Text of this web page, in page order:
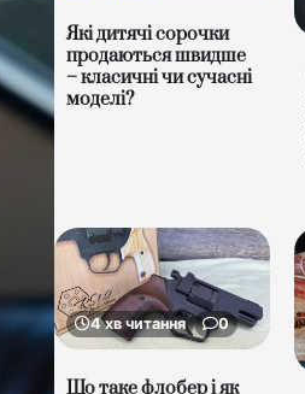
Які дитячі сорочки
продаються швидше
– класичні чи сучасні
моделі?
4 хв читання 0
Що таке флобер і як